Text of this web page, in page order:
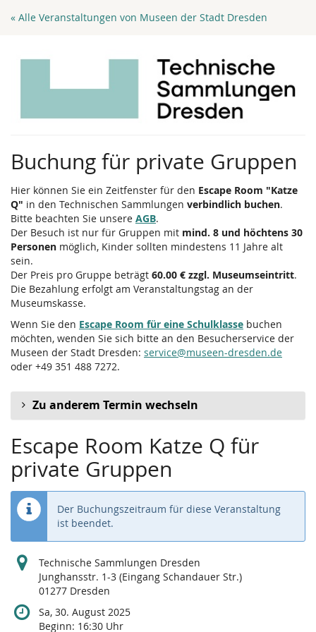
Zum
« Alle Veranstaltungen von Museen der Stadt Dresden
Buchung für private Gruppen
Hier können Sie ein Zeitfenster für den Escape Room "Katze
Q" in den Technischen Sammlungen verbindlich buchen.
Bitte beachten Sie unsere AGB.
Der Besuch ist nur für Gruppen mit mind. 8 und höchtens 30
Personen möglich, Kinder sollten mindestens 11 Jahre alt
sein.
Der Preis pro Gruppe beträgt 60.00 € zzgl. Museumseintritt.
Die Bezahlung erfolgt am Veranstaltungstag an der
Museumskasse.
Wenn Sie den Escape Room für eine Schulklasse buchen
möchten, wenden Sie sich bitte an den Besucherservice der
Museen der Stadt Dresden: service@museen-dresden.de
oder +49 351 488 7272.
Zu anderem Termin wechseln
Escape Room Katze Q für
private Gruppen
Der Buchungszeitraum für diese Veranstaltung
ist beendet.
Technische Sammlungen Dresden
Junghansstr. 1-3 (Eingang Schandauer Str.)
01277 Dresden
Sa, 30. August 2025
Beginn: 16:30 Uhr